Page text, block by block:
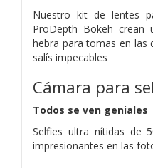
Nuestro kit de lentes
ProDepth Bokeh
hebra para tomas en las
salís impecables
Cámara para
Todos se ven geniales
Selfies ultra nítidas de
impresionantes en las